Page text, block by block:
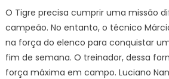
O Tigre precisa cumprir uma missão
campeão. No entanto, o técnico
na força do elenco para conquistar
fim de semana. O treinador, dessa
força máxima em campo. Luciano